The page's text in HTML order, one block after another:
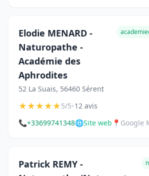
Elodie MENARD -
Naturopathe -
Académie des
Aphrodites
52 La Suais, 56460 Sérent
★★★★★5/5•12 avis
📞+33699741348🌐Site web 📍 Google
Patrick REMY -